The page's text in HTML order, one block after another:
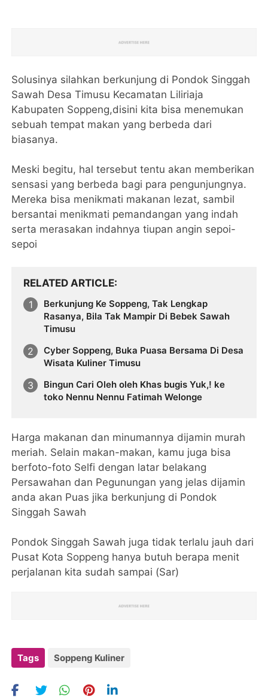
Solusinya silahkan berkunjung di Pondok Singgah
Sawah Desa Timusu Kecamatan Liliriaja
Kabupaten Soppeng,disini kita bisa menemukan
sebuah tempat makan yang berbeda dari
biasanya.
Meski begitu, hal tersebut tentu akan memberikan
sensasi yang berbeda bagi para pengunjungnya.
Mereka bisa menikmati makanan lezat, sambil
bersantai menikmati pemandangan yang indah
serta merasakan indahnya tiupan angin sepoi-
sepoi
RELATED ARTICLE
Berkunjung Ke Soppeng, Tak Lengkap
Rasanya, Bila Tak Mampir Di Bebek Sawah
Timusu
Cyber Soppeng, Buka Puasa Bersama Di Desa
Wisata Kuliner Timusu
Bingun Cari Oleh oleh Khas bugis Yuk,! ke
toko Nennu Nennu Fatimah Welonge
Harga makanan dan minumannya dijamin murah
meriah. Selain makan-makan, kamu juga bisa
berfoto-foto Selfi dengan latar belakang
Persawahan dan Pegunungan yang jelas dijamin
anda akan Puas jika berkunjung di Pondok
Singgah Sawah
Pondok Singgah Sawah juga tidak terlalu jauh dari
Pusat Kota Soppeng hanya butuh berapa menit
perjalanan kita sudah sampai (Sar)
Tags Soppeng Kuliner